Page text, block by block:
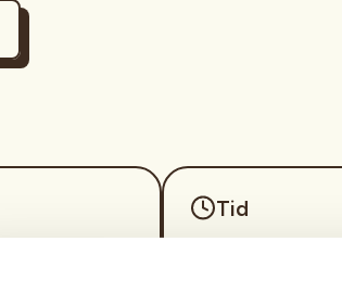
Tid